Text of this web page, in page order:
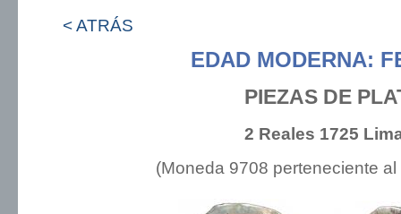
< ATRÁS
EDAD MODERNA:
PIEZAS DE
2 Reales 1725
(Moneda 9708 perteneciente al